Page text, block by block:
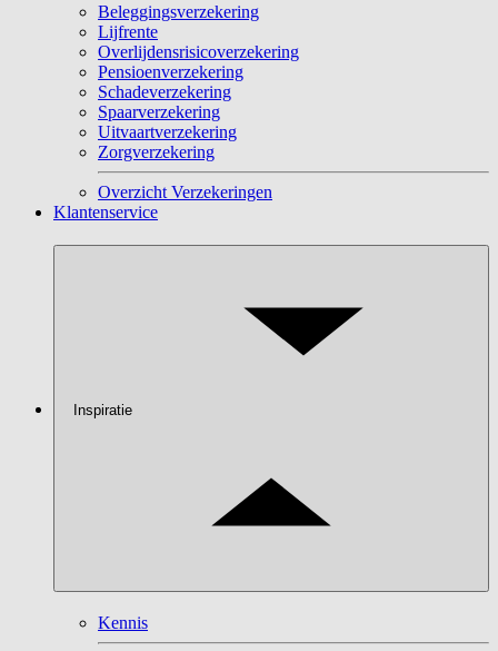
Beleggingsverzekering
Lijfrente
Overlijdensrisicoverzekering
Pensioenverzekering
Schadeverzekering
Spaarverzekering
Uitvaartverzekering
Zorgverzekering
Overzicht Verzekeringen
Klantenservice
Inspiratie
Kennis